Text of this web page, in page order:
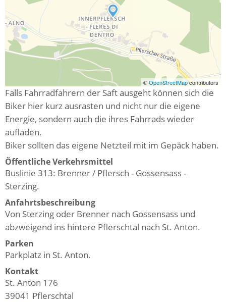
©OpenStreetMapcontributors
Falls Fahrradfahrern der Saft ausgeht können sich die
Biker hier kurz ausrasten und nicht nur die eigene
Energie, sondern auch die ihres Fahrrads wieder
aufladen.
Biker sollten das eigene Netzteil mit im Gepäck haben.
Öffentliche Verkehrsmittel
Buslinie 313: Brenner / Pflersch - Gossensass -
Sterzing.
Anfahrtsbeschreibung
Von Sterzing oder Brenner nach Gossensass und
abzweigend ins hintere Pflerschtal nach St. Anton.
Parken
Parkplatz in St. Anton.
Kontakt
St. Anton 176
39041 Pflerschtal